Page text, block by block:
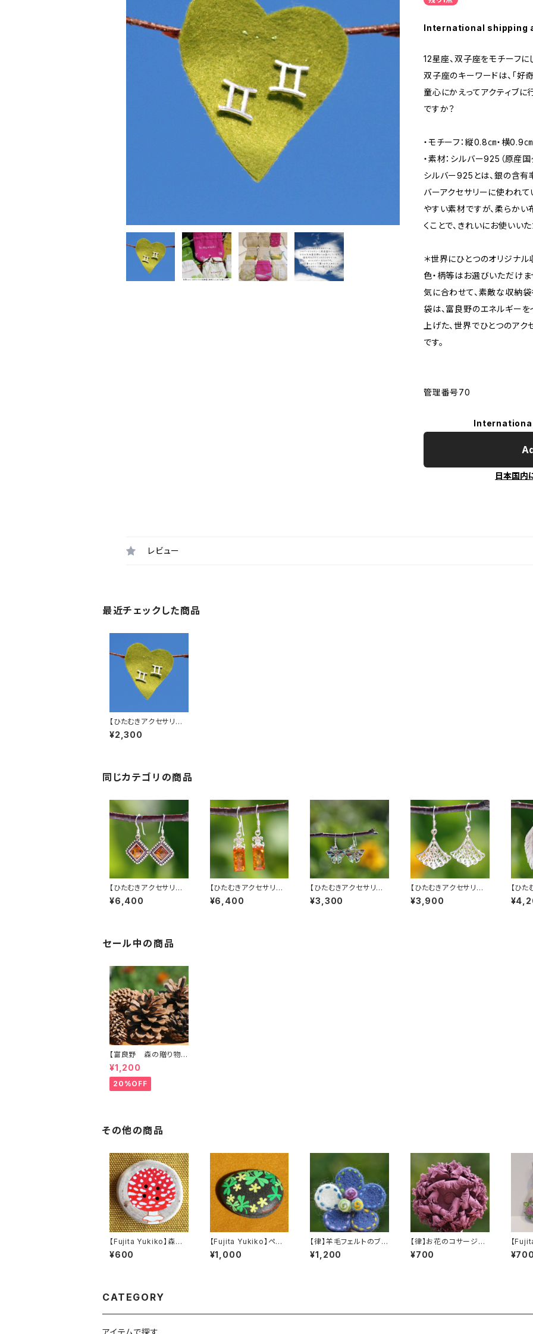
International shipping
12星座、双子座をモチーフに
双子座のキーワードは、「好
童心にかえってアクティブ
ですか？
・モチーフ：縦0.8㎝・横0.9㎝
・素材：シルバー925（原産国
シルバー925とは、銀の含
バーアクセサリーに使われ
やすい素材ですが、柔らか
くことで、きれいにお使いい
＊世界にひとつのオリジナル
色・柄等はお選びいただけ
気に合わせて、素敵な収納袋
袋は、富良野のエネルギーを
上げた、世界でひとつのア
です。
管理番号70
日本国内
レビュー
最近チェックした商品
【ひたむきアクセサリー】
星座ピアス（双子座）
¥2,300
同じカテゴリの商品
【ひたむきアクセサリー】
四角形琥珀ピアス
¥6,400
【ひたむきアクセサリー】
長方形琥珀ピアス
¥6,400
【ひたむきアクセサリー】
蝶ピアス
¥3,300
【ひたむきアクセサリー】
イチョウピアス
¥3,900
【ひ
ウイ
セール中の商品
【富良野 森の贈り物】
松ぼっくり５種類（約５０
個）詰め合わせ 期間
限定セール
¥1,200
20%OFF
その他の商品
【Fujita Yukiko】森の
きのこの飾りボタン３
¥600
【Fujita Yukiko】ペー
パーウエイト（Flowers
３）
¥1,000
【律】羊毛フェルトのブロ
ーチ２
¥1,200
【律】お花のコサージュ
２
¥700
【
ンダー
⑤
CATEGORY
アイテムで探す